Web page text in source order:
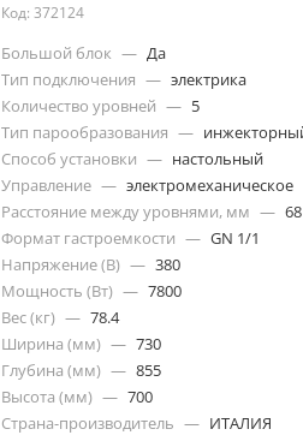
Код: 372124
Большой блок — Да
Тип подключения — электрика
Количество уровней — 5
Тип парообразования —
Способ установки — настольный
Управление — электромеханическое
Расстояние между уровнями, мм — 68
Формат гастроемкости — GN 1/1
Напряжение (В) — 380
Мощность (Вт) — 7800
Вес (кг) — 78.4
Ширина (мм) — 730
Глубина (мм) — 855
Высота (мм) — 700
Страна-производитель — ИТАЛИЯ